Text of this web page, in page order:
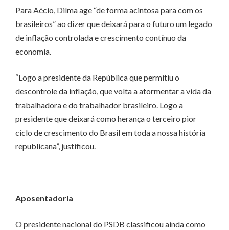
Para Aécio, Dilma age “de forma acintosa para com os
brasileiros” ao dizer que deixará para o futuro um legado
de inflação controlada e crescimento contínuo da
economia.
“Logo a presidente da República que permitiu o
descontrole da inflação, que volta a atormentar a vida da
trabalhadora e do trabalhador brasileiro. Logo a
presidente que deixará como herança o terceiro pior
ciclo de crescimento do Brasil em toda a nossa história
republicana”, justificou.
Aposentadoria
O presidente nacional do PSDB classificou ainda como